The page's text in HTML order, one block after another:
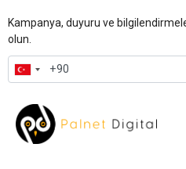
Kampanya, duyuru ve
olun.